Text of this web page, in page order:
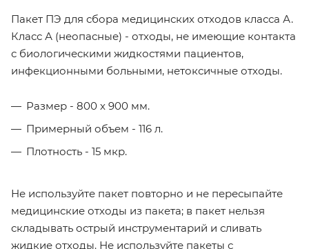
Пакет ПЭ для сбора медицинских отходов класса А.
Класс А (неопасные) - отходы, не имеющие контакта
с биологическими жидкостями пациентов,
инфекционными больными, нетоксичные отходы.
Размер - 800 х 900 мм.
Примерный объем - 116 л.
Плотность - 15 мкр.
Не используйте пакет повторно и не пересыпайте
медицинские отходы из пакета; в пакет нельзя
складывать острый инструментарий и сливать
жидкие отходы. Не используйте пакеты с